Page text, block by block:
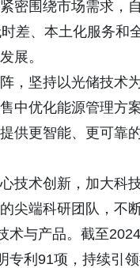
密围绕市场需求，
差、本土化服务和
展。
，坚持以光储技术
中优化能源管理方
供更智能、更可靠
技术创新，加大科
尖端科研团队，不
术与产品。截至
利91项，持续引